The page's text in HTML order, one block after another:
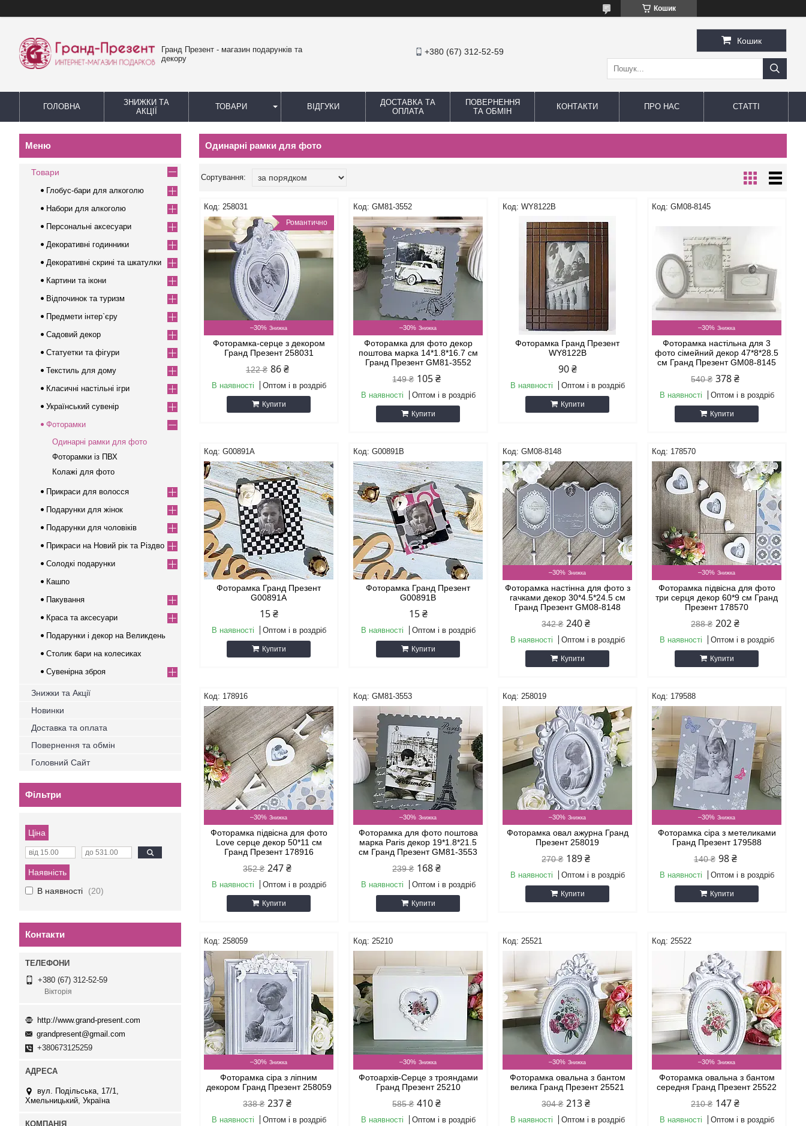
Кошик
Гранд Презент - магазин подарунків та
декору
+380 (67) 312-52-59
Кошик
ГОЛОВНА
ЗНИЖКИ ТА
АКЦІЇ
ТОВАРИ ВІДГУКИ
ДОСТАВКА ТА
ОПЛАТА
ПОВЕРНЕННЯ
ТА ОБМІН
КОНТАКТИ ПРО НАС СТАТТІ
Одинарні рамки для фото
258031
Романтично
–30%
Фоторамка-серце з декором
Гранд Презент 258031
122 ₴ 86 ₴
В наявності Оптом і в роздріб
Купити
GM81-3552
–30%
Фоторамка для фото декор
поштова марка 14*1.8*16.7 см
Гранд Презент GM81-3552
149 ₴ 105 ₴
В наявності Оптом і в роздріб
Купити
WY8122В
Фоторамка Гранд Презент
WY8122В
90 ₴
В наявності Оптом і в роздріб
Купити
GM08-8145
–30%
Фоторамка настільна для 3
фото сімейний декор 47*8*28.5
см Гранд Презент GM08-8145
540 ₴ 378 ₴
В наявності Оптом і в роздріб
Купити
G00891A
Фоторамка Гранд Презент
G00891A
15 ₴
В наявності Оптом і в роздріб
Купити
G00891B
Фоторамка Гранд Презент
G00891B
15 ₴
В наявності Оптом і в роздріб
Купити
GM08-8148
–30%
Фоторамка настінна для фото з
гачками декор 30*4.5*24.5 см
Гранд Презент GM08-8148
342 ₴ 240 ₴
В наявності Оптом і в роздріб
Купити
178570
–30%
Фоторамка підвісна для фото
три серця декор 60*9 см Гранд
Презент 178570
288 ₴ 202 ₴
В наявності Оптом і в роздріб
Купити
178916
–30%
Фоторамка підвісна для фото
Love серце декор 50*11 см
Гранд Презент 178916
352 ₴ 247 ₴
В наявності Оптом і в роздріб
Купити
GM81-3553
–30%
Фоторамка для фото поштова
марка Paris декор 19*1.8*21.5
см Гранд Презент GM81-3553
239 ₴ 168 ₴
В наявності Оптом і в роздріб
Купити
258019
–30%
Фоторамка овал ажурна Гранд
Презент 258019
270 ₴ 189 ₴
В наявності Оптом і в роздріб
Купити
179588
–30%
Фоторамка сіра з метеликами
Гранд Презент 179588
140 ₴ 98 ₴
В наявності Оптом і в роздріб
Купити
258059
–30%
Фоторамка сіра з ліпним
декором Гранд Презент 258059
338 ₴ 237 ₴
В наявності Оптом і в роздріб
25210
–30%
Фотоархів-Серце з трояндами
Гранд Презент 25210
585 ₴ 410 ₴
В наявності Оптом і в роздріб
25521
–30%
Фоторамка овальна з бантом
велика Гранд Презент 25521
304 ₴ 213 ₴
В наявності Оптом і в роздріб
25522
–30%
Фоторамка овальна з бантом
середня Гранд Презент 25522
210 ₴ 147 ₴
В наявності Оптом і в роздріб
Товари
Глобус-бари для алкоголю
Набори для алкоголю
Персональні аксесуари
Декоративні годинники
Декоративні скрині та шкатулки
Картини та ікони
Відпочинок та туризм
Предмети інтер`єру
Садовий декор
Статуетки та фігури
Текстиль для дому
Класичні настільні ігри
Український сувенір
Фоторамки
Одинарні рамки для фото
Фоторамки із ПВХ
Колажі для фото
Прикраси для волосся
Подарунки для жінок
Подарунки для чоловіків
Прикраси на Новий рік та Різдво
Солодкі подарунки
Кашпо
Пакування
Краса та аксесуари
Подарунки і декор на Великдень
Столик бари на колесиках
Сувенірна зброя
Знижки та Акції
Новинки
Доставка та оплата
Повернення та обмін
Головний Сайт
Фільтри
Ціна
Наявність
В наявності
20
Контакти
+380 (67) 312-52-59
Вікторія
http://www.grand-present.com
grandpresent@gmail.com
+380673125259
вул. Подільська, 17/1,
Хмельницький, Україна